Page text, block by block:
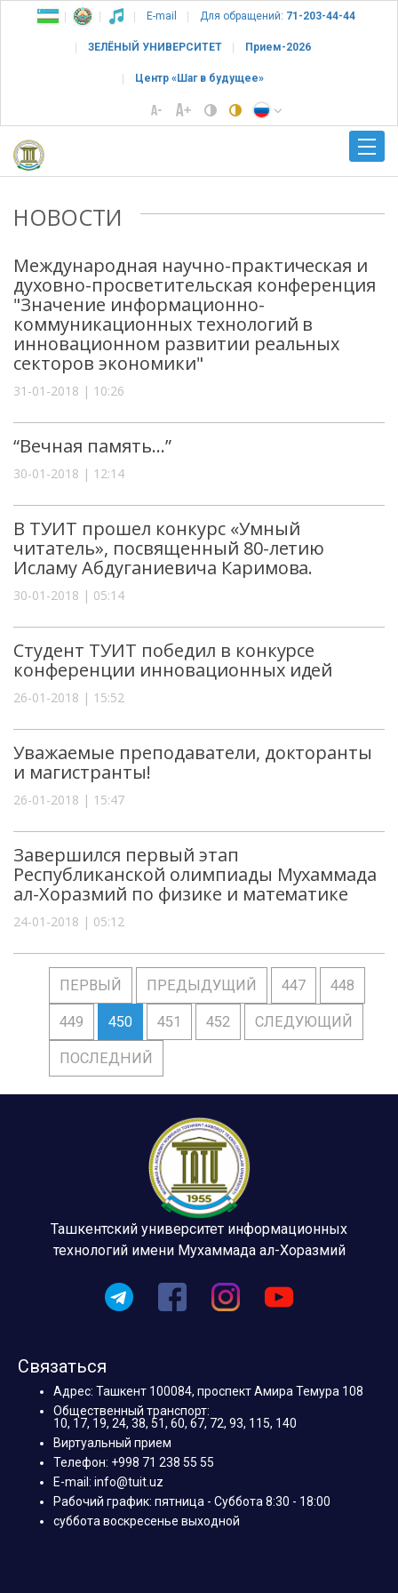
E-mail Для обращений: 71-203-44-44
ЗЕЛЁНЫЙ УНИВЕРСИТЕТ Прием-2026
Центр «Шаг в будущее»
НОВОСТИ
Международная научно-практическая и
духовно-просветительская конференция
"Значение информационно-
коммуникационных технологий в
инновационном развитии реальных
секторов экономики"
31-01-2018 | 10:26
“Вечная память…”
30-01-2018 | 12:14
В ТУИТ прошел конкурс «Умный
читатель», посвященный 80-летию
Исламу Абдуганиевича Каримова.
30-01-2018 | 05:14
Студент ТУИТ победил в конкурсе
конференции инновационных идей
26-01-2018 | 15:52
Уважаемые преподаватели, докторанты
и магистранты!
26-01-2018 | 15:47
Завершился первый этап
Республиканской олимпиады Мухаммада
ал-Хоразмий по физике и математике
24-01-2018 | 05:12
ПЕРВЫЙ ПРЕДЫДУЩИЙ 447 448
449 450 451 452 СЛЕДУЮЩИЙ
ПОСЛЕДНИЙ
Ташкентский университет информационных
технологий имени Мухаммада ал-Хоразмий
Связаться
Адрес: Ташкент 100084, проспект Амира Темура 108
Общественный транспорт:
10, 17, 19, 24, 38, 51, 60, 67, 72, 93, 115, 140
Виртуальный прием
Телефон: +998 71 238 55 55
E-mail: info@tuit.uz
Рабочий график: пятница - Суббота 8:30 - 18:00
суббота воскресенье выходной